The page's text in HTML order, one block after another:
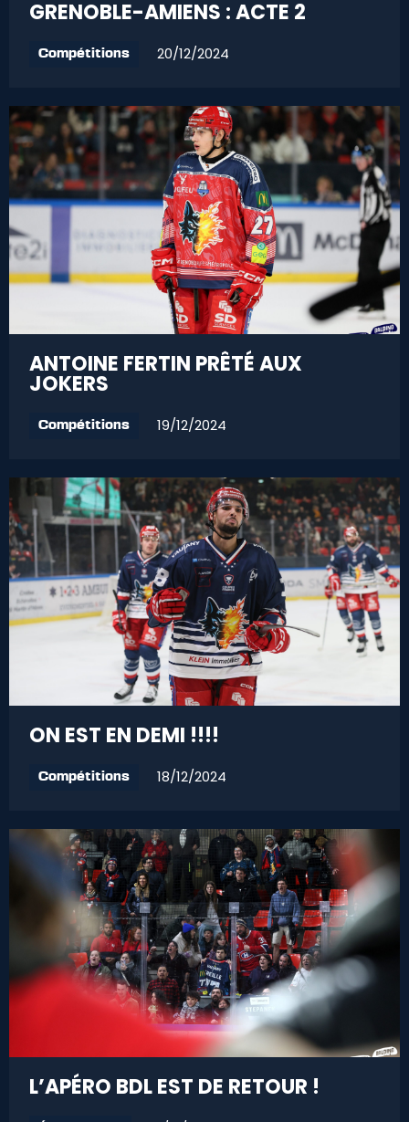
GRENOBLE-AMIENS : ACTE 2
Compétitions 20/12/2024
ANTOINE FERTIN PRÊTÉ AUX
JOKERS
Compétitions 19/12/2024
ON EST EN DEMI !!!!
Compétitions 18/12/2024
L’APÉRO BDL EST DE RETOUR !